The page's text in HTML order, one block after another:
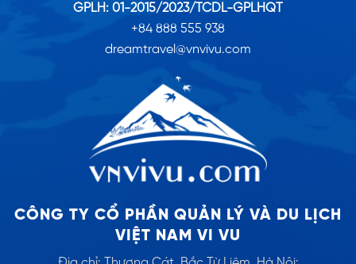
GPLH: 01-2015/2023/TCDL-GPLHQT
+84 888 555 938
dreamtravel@vnvivu.com
CÔNG TY CỔ PHẦN QUẢN LÝ VÀ DU LỊCH
VIỆT NAM VI VU